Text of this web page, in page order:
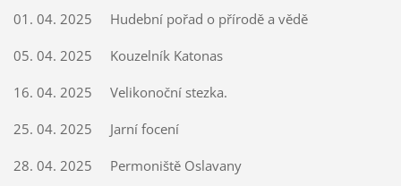
01. 04. 2025 Hudební pořad o přírodě a vědě
05. 04. 2025 Kouzelník Katonas
16. 04. 2025 Velikonoční stezka.
25. 04. 2025 Jarní focení
28. 04. 2025 Permoniště Oslavany